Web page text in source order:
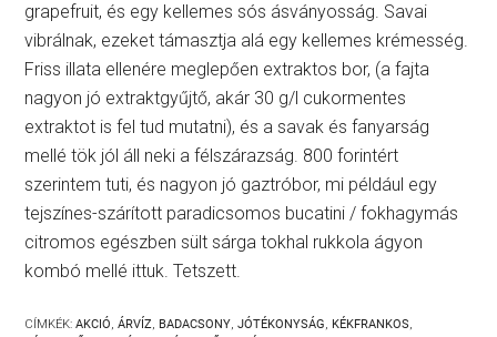
grapefruit, és egy kellemes sós ásványosság. Savai
vibrálnak, ezeket támasztja alá egy kellemes krémesség.
Friss illata ellenére meglepően extraktos bor, (a fajta
nagyon jó extraktgyűjtő, akár 30 g/l cukormentes
extraktot is fel tud mutatni), és a savak és fanyarság
mellé tök jól áll neki a félszárazság. 800 forintért
szerintem tuti, és nagyon jó gaztróbor, mi például egy
tejszínes-szárított paradicsomos bucatini / fokhagymás
citromos egészben sült sárga tokhal rukkola ágyon
kombó mellé ittuk. Tetszett.
CÍMKÉK:AKCIÓ,ÁRVÍZ, BADACSONY,JÓTÉKONYSÁG, KÉKFRANKOS,